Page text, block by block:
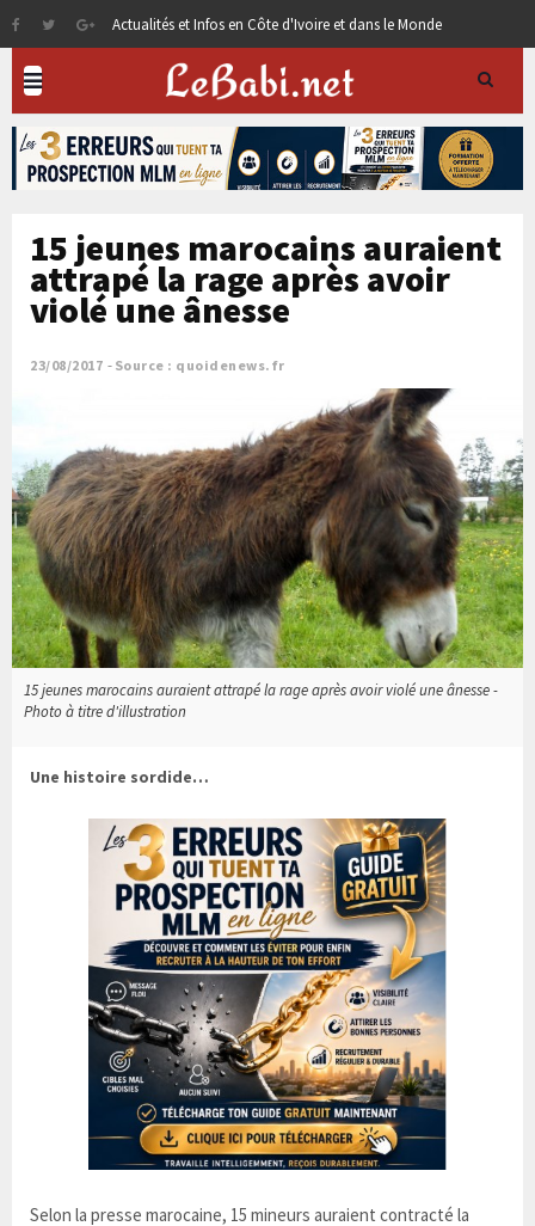
Actualités et Infos en Côte d'Ivoire et dans le Monde
15 jeunes marocains auraient
attrapé la rage après avoir
violé une ânesse
23/08/2017 Source : quoidenews.fr
15 jeunes marocains auraient attrapé la rage après avoir violé une ânesse -
Photo à titre d'illustration
Une histoire sordide…
Selon la presse marocaine, 15 mineurs auraient contracté la